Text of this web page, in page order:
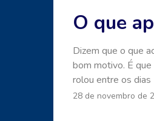
O que
Dizem que o que
bom motivo. É
rolou entre os
28 de novembro de